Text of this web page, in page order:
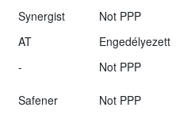
Synergist
Not PPP
AT
Engedélyezett
-
Not PPP
Safener
Not PPP